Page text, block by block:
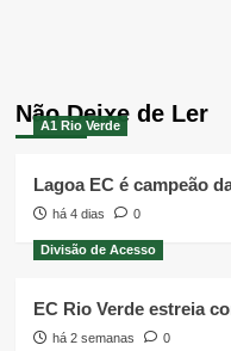
Não Deixe de Ler
A1 Rio Verde
Lagoa EC é campeão
há 4 dias 0
Divisão de Acesso
EC Rio Verde estreia
há 2 semanas 0